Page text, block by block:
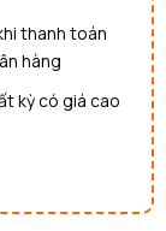
thanh toán
hàng
kỳ có giá cao